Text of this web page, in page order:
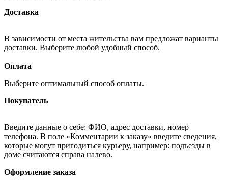
Доставка
В зависимости от места жительства вам предложат варианты
доставки. Выберите любой удобный способ.
Оплата
Выберите оптимальный способ оплаты.
Покупатель
Введите данные о себе: ФИО, адрес доставки, номер
телефона. В поле «Комментарии к заказу» введите сведения,
которые могут пригодиться курьеру, например: подъезды в
доме считаются справа налево.
Оформление заказа